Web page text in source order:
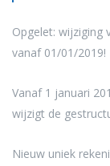
Opgelet: wijziging
vanaf 01/01/2019!
Vanaf 1 januari
wijzigt de
Nieuw uniek